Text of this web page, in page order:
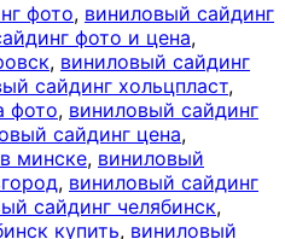
фото, виниловый сайдинг
фото и цена,
, виниловый сайдинг
сайдинг хольцпласт,
фото, виниловый сайдинг
сайдинг цена,
минске, виниловый
, виниловый сайдинг
сайдинг челябинск,
купить, виниловый